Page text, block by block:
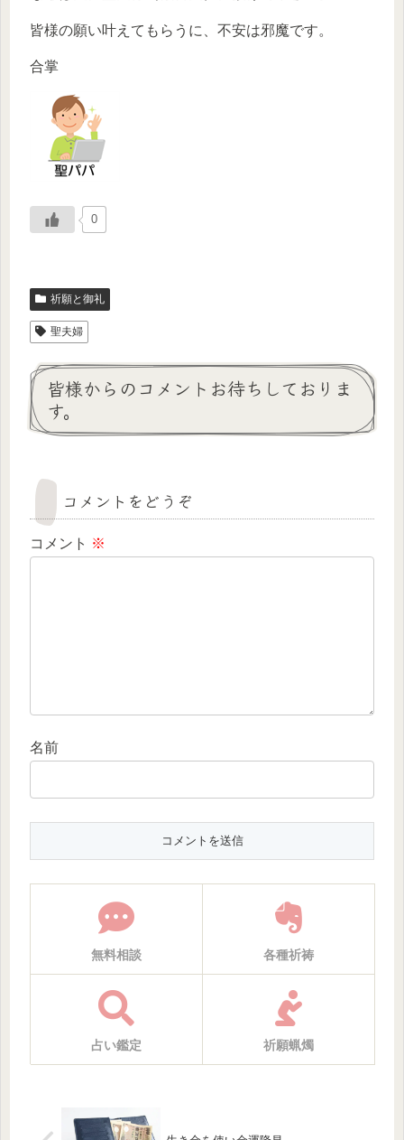
皆様の願い叶えてもらうに、不安は邪魔です。
合掌
0
祈願と御礼
聖夫婦
皆様からのコメントお待ちしておりま
す。
コメントをどうぞ
コメント ※
名前
無料相談 各種祈祷
占い鑑定 祈願蝋燭